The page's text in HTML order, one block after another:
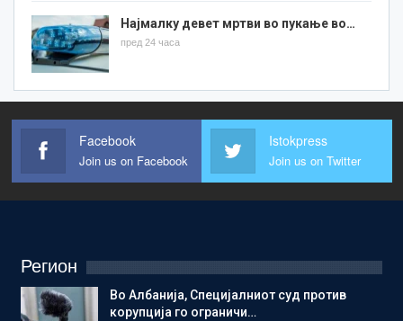
Најмалку девет мртви во пукање во…
пред 24 часа
Facebook
Join us on Facebook
Istokpress
Join us on Twitter
Регион
Во Албанија, Специјалниот суд против
корупција го ограничи…